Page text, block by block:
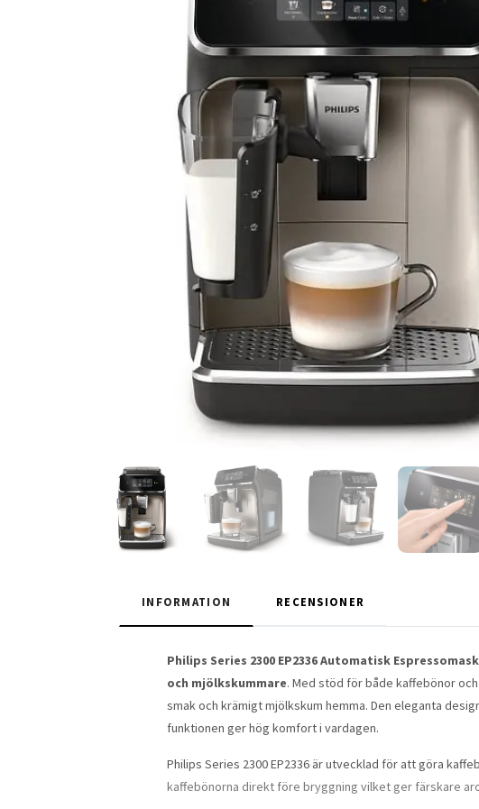
INFORMATION RECENSIONER
Philips Series 2300 EP2336 Automatisk
och mjölkskummare. Med stöd för både kaffebönor
smak och krämigt mjölkskum hemma. Den eleganta
funktionen ger hög komfort i vardagen.
Philips Series 2300 EP2336 är utvecklad för att göra
kaffebönorna direkt före bryggning vilket ger färskare